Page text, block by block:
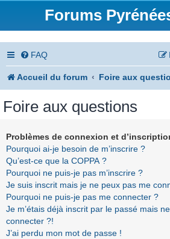
Forums
FAQ
Accueil du forum Foire aux
Foire aux questions
Problèmes de connexion et
Pourquoi ai-je besoin de m’inscrire ?
Qu’est-ce que la COPPA ?
Pourquoi ne puis-je pas m’inscrire ?
Je suis inscrit mais je ne peux pas me
Pourquoi ne puis-je pas me connecter ?
Je m’étais déjà inscrit par le passé mais
connecter ?!
J’ai perdu mon mot de passe !